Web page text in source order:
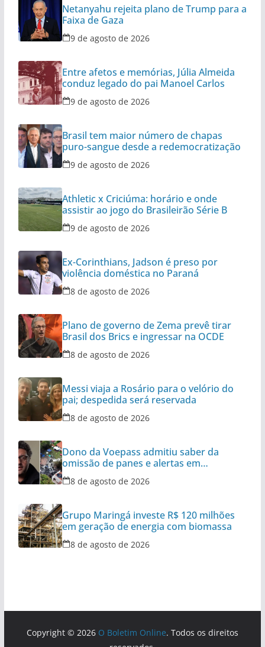
Netanyahu rejeita plano de Trump para a
Faixa de Gaza
9 de agosto de 2026
Entre afetos e memórias, Júlia Almeida
conduz legado do pai Manoel Carlos
9 de agosto de 2026
Brasil tem maior número de chapas
puro-sangue desde a redemocratização
9 de agosto de 2026
Athletic x Criciúma: horário e onde
assistir ao jogo do Brasileirão Série B
9 de agosto de 2026
Ex-Corinthians, Jadson é preso por
violência doméstica no Paraná
8 de agosto de 2026
Plano de governo de Zema prevê tirar
Brasil dos Brics e ingressar na OCDE
8 de agosto de 2026
Messi viaja a Rosário para o velório do
pai; despedida será reservada
8 de agosto de 2026
Dono da Voepass admitiu saber da
omissão de panes e alertas em
aeronaves
8 de agosto de 2026
Grupo Maringá investe R$ 120 milhões
em geração de energia com biomassa
8 de agosto de 2026
Copyright © 2026 O Boletim Online. Todos os direitos